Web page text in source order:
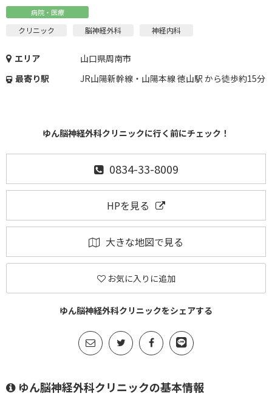
病院・医療
クリニック 脳神経外科 神経内科
エリア
山口県周南市
最寄り駅
JR山陽新幹線・山陽本線 徳山駅 から徒歩約15分
ゆん脳神経外科クリニックに行く前にチェック！
0834-33-8009
HPを見る
大きな地図で見る
お気に入りに追加
ゆん脳神経外科クリニックをシェアする
ゆん脳神経外科クリニックの基本情報